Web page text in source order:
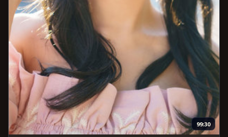
99:30